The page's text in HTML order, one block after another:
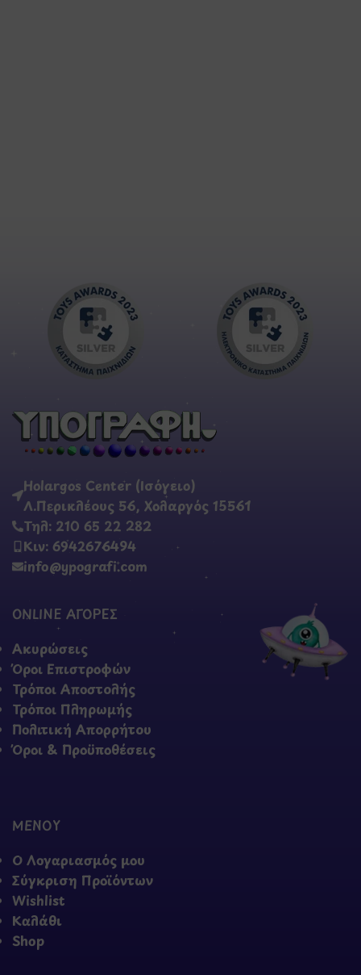
Holargos Center (Ισόγειο)
Λ.Περικλέους 56, Χολαργός 15561
Τηλ: 210 65 22 282
Κιν: 6942676494
info@ypografi.com
ONLINE ΑΓΟΡΕΣ
Ακυρώσεις
Όροι Επιστροφών
Τρόποι Αποστολής
Τρόποι Πληρωμής
Πολιτική Απορρήτου
Όροι & Προϋποθέσεις
ΜΕΝΟΥ
Ο Λογαριασμός μου
Σύγκριση Προϊόντων
Wishlist
Καλάθι
Shop